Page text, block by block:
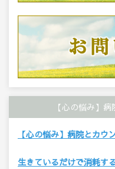
【心の悩み】
【心の悩み】病院とカウ
生きているだけで消耗す